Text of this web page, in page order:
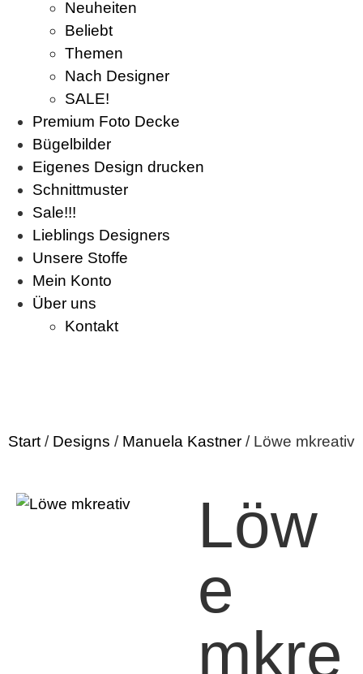
Neuheiten
Beliebt
Themen
Nach Designer
SALE!
Premium Foto Decke
Bügelbilder
Eigenes Design drucken
Schnittmuster
Sale!!!
Lieblings Designers
Unsere Stoffe
Mein Konto
Über uns
Kontakt
Start / Designs / Manuela Kastner / Löwe mkreativ
Löw
e
mkre